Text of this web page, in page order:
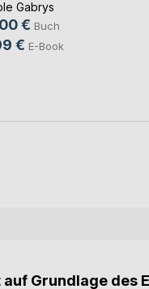
Gabrys
€ Buch
€ E-Book
Grundlage des